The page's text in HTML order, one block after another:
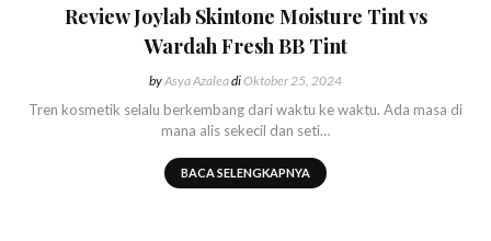
Review Joylab Skintone Moisture Tint vs
Wardah Fresh BB Tint
byAsya AzaleadiOktober 25, 2024
Tren kosmetik selalu berkembang dari waktu ke waktu. Ada masa di
mana alis sekecil dan seti…
BACA SELENGKAPNYA